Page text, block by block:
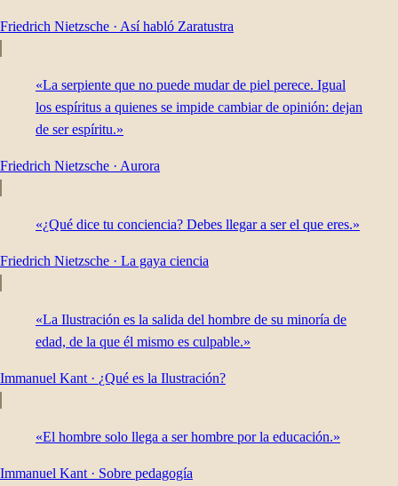
Friedrich Nietzsche · Así habló Zaratustra
«La serpiente que no puede mudar de piel perece. Igual
los espíritus a quienes se impide cambiar de opinión: dejan
de ser espíritu.»
Friedrich Nietzsche · Aurora
«¿Qué dice tu conciencia? Debes llegar a ser el que eres.»
Friedrich Nietzsche · La gaya ciencia
«La Ilustración es la salida del hombre de su minoría de
edad, de la que él mismo es culpable.»
Immanuel Kant · ¿Qué es la Ilustración?
«El hombre solo llega a ser hombre por la educación.»
Immanuel Kant · Sobre pedagogía